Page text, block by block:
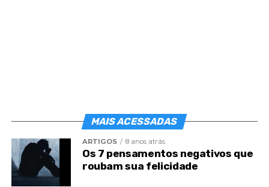
A definição para cada colônia
espiritual
‘No início dos meus estudos espíritas, eu estava
MAIS ACESSADAS
ARTIGOS 8 anos atrás
Os 7 pensamentos negativos que
roubam sua felicidade